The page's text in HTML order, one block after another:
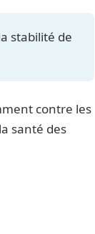
stabilité de
contre les
santé des